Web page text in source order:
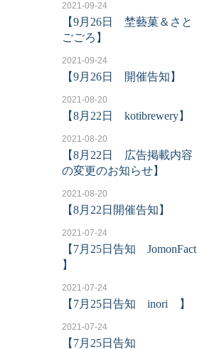
2021-09-24
【9月26日 埜藝菓＆さと
ごごろ】
2021-09-24
【9月26日 開催告知】
2021-08-20
【8月22日 kotibrewery】
2021-08-20
【8月22日 広告掲載内容
の変更のお知らせ】
2021-08-20
【8月22日開催告知】
2021-07-24
【7月25日告知 JomonFact
】
2021-07-24
【7月25日告知 inori 】
2021-07-24
【7月25日告知